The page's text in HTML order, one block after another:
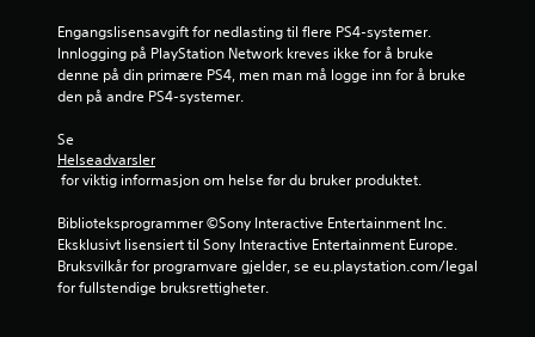
e
5
Engangslisensavgift for nedlasting til flere PS4-systemer.
Innlogging på PlayStation Network kreves ikke for å bruke
denne på din primære PS4, men man må logge inn for å bruke
den på andre PS4-systemer.
Se
Helseadvarsler
for viktig informasjon om helse før du bruker produktet.
Biblioteksprogrammer ©Sony Interactive Entertainment Inc.
Eksklusivt lisensiert til Sony Interactive Entertainment Europe.
Bruksvilkår for programvare gjelder, se eu.playstation.com/legal
for fullstendige bruksrettigheter.